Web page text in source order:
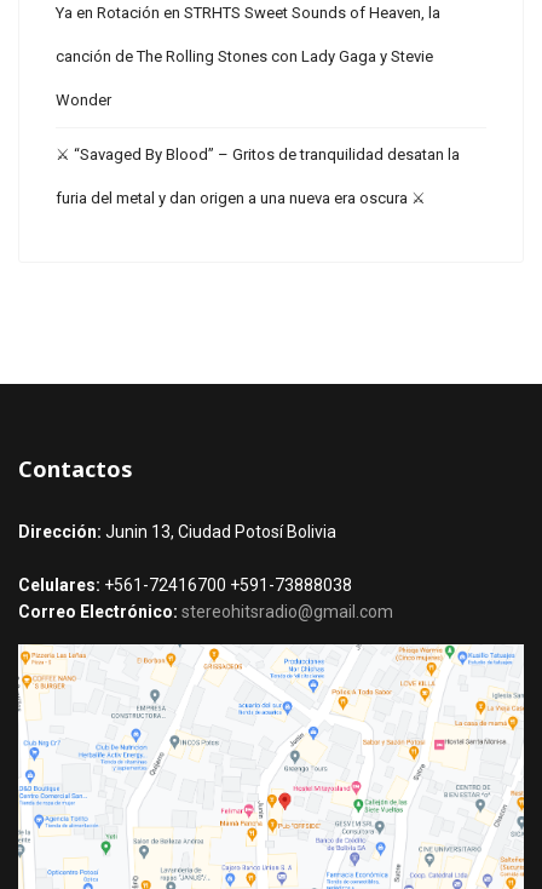
Ya en Rotación en STRHTS Sweet Sounds of Heaven, la
canción de The Rolling Stones con Lady Gaga y Stevie
Wonder
⚔️ “Savaged By Blood” – Gritos de tranquilidad desatan la
furia del metal y dan origen a una nueva era oscura ⚔️
Contactos
Dirección: Junin 13, Ciudad Potosí Bolivia
Celulares: +561-72416700 +591-73888038
Correo Electrónico: stereohitsradio@gmail.com